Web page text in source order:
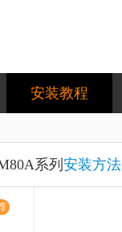
安装教程
系列 安装方法